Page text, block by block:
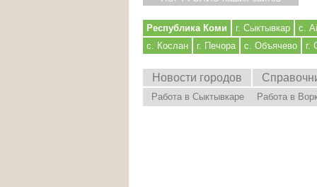
Республика Коми г. Сыктывкар
с.
с. Кослан
г. Печора с. Объячево г.
Новости городов
Работа в Сыктывкаре Работа в